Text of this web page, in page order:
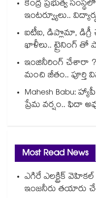
కేంద్ర ప్రభుత్వ
ఇంటర్వ్యూలు..
ఐటీఐ, డిప్లొమా, డిగ్రీ
ఖాళీలు.. ట్రైనింగ్ తో
ఇంజినీరింగ్ చేశారా ?
మంచి జీతం.. పూర్తి
Mahesh Babu:
ప్రేమ వర్షం.. ఫిదా
Most Read News
ఎగిరే ఎలక్ట్రిక్
ఇంజనీరు తయారు